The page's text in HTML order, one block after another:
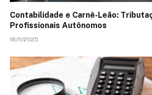
Contabilidade e Carnê-Leão:
Profissionais Autônomos
18/11/2025